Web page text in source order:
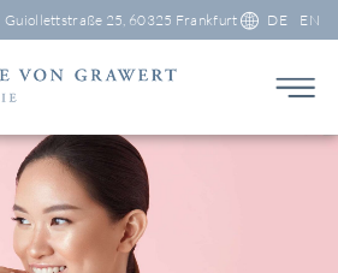
Guiollettstraße 25, 60325 Frankfurt DE EN